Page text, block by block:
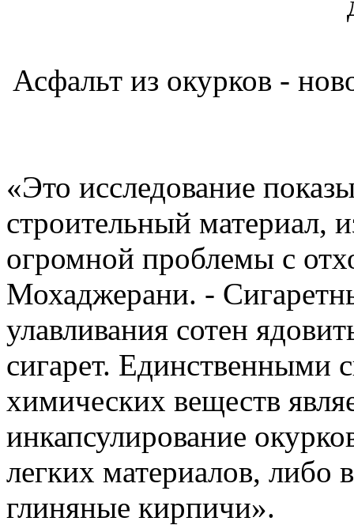
Асфальт из окурков -
«Это исследование
строительный материал,
огромной проблемы с
Мохаджерани. -
улавливания сотен
сигарет. Единственными
химических веществ
инкапсулирование
легких материалов,
глиняные кирпичи».